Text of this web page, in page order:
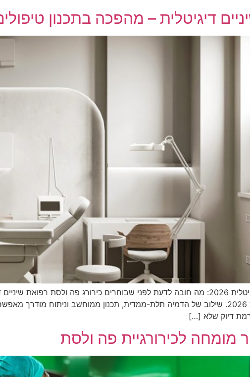
דיגיטלית – מהפכה בתכנון
רפואת שיניים דיגיטלית 2026: מה חובה לדעת לפני שבוחרים כירורג פה
ובעולם נכון לשנת 2026. שילוב של הדמיה תלת-ממדית, תכנון ממוחשב וניתוח
דיוק שלא […]
מומחה לכירורגיית פה ולסת